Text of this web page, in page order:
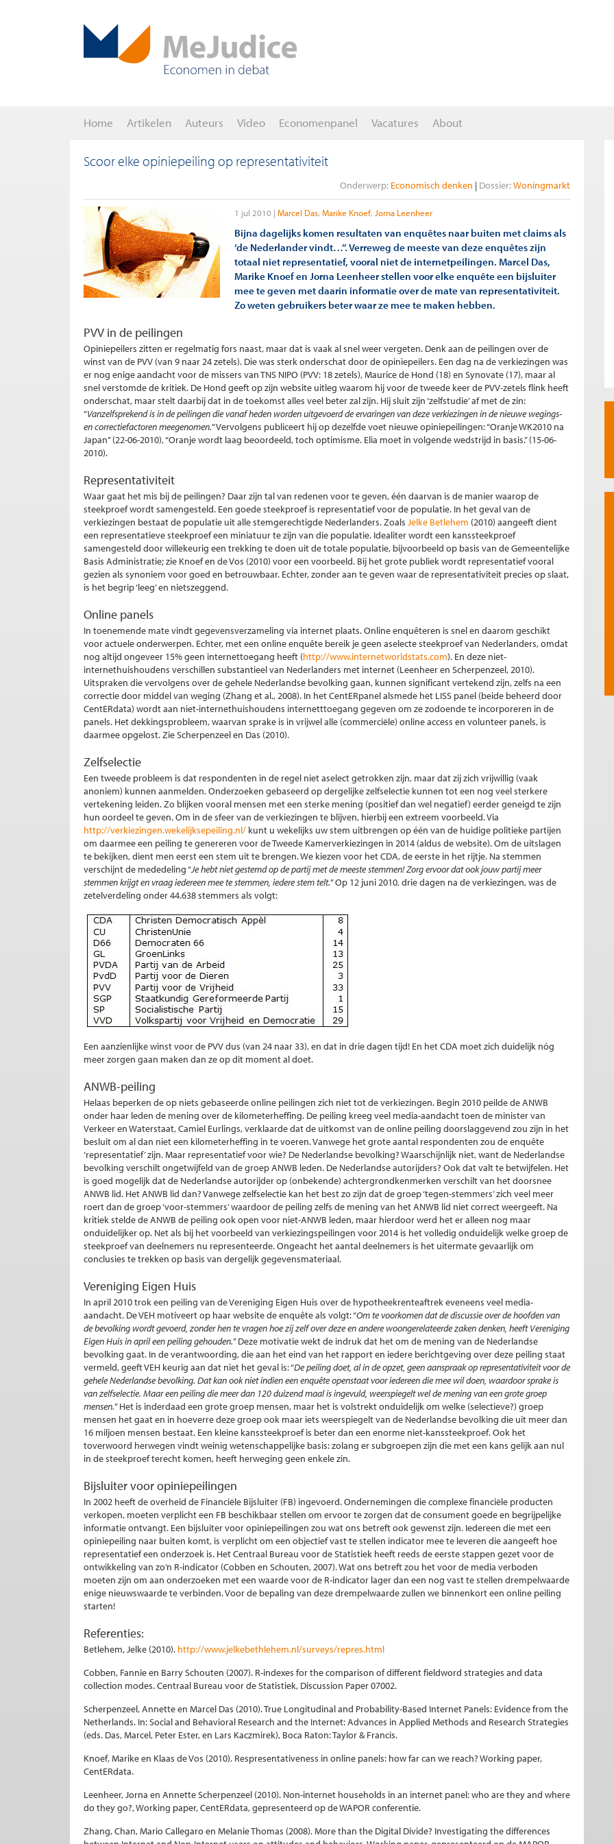
Home Artikelen Auteurs Video Economenpanel Vacatures About
Scoor elke opiniepeiling op representativiteit
Onderwerp: Economisch denken Dossier: Woningmarkt
1 jul 2010 Marcel Das Marike Knoef Jorna Leenheer
Bijna dagelijks komen resultaten van enquêtes naar buiten met claims als
‘de Nederlander vindt…’’. Verreweg de meeste van deze enquêtes zijn
totaal niet representatief, vooral niet de internetpeilingen. Marcel Das,
Marike Knoef en Jorna Leenheer stellen voor elke enquête een bijsluiter
mee te geven met daarin informatie over de mate van representativiteit.
Zo weten gebruikers beter waar ze mee te maken hebben.
PVV in de peilingen
Opiniepeilers zitten er regelmatig fors naast, maar dat is vaak al snel weer vergeten. Denk aan de peilingen over de
winst van de PVV (van 9 naar 24 zetels). Die was sterk onderschat door de opiniepeilers. Een dag na de verkiezingen was
er nog enige aandacht voor de missers van TNS NIPO (PVV: 18 zetels), Maurice de Hond (18) en Synovate (17), maar al
snel verstomde de kritiek. De Hond geeft op zijn website uitleg waarom hij voor de tweede keer de PVV-zetels flink heeft
onderschat, maar stelt daarbij dat in de toekomst alles veel beter zal zijn. Hij sluit zijn ‘zelfstudie’ af met de zin:
“Vanzelfsprekend is in de peilingen die vanaf heden worden uitgevoerd de ervaringen van deze verkiezingen in de nieuwe wegings-
en correctiefactoren meegenomen.” Vervolgens publiceert hij op dezelfde voet nieuwe opiniepeilingen: “Oranje WK2010 na
Japan” (22-06-2010), “Oranje wordt laag beoordeeld, toch optimisme. Elia moet in volgende wedstrijd in basis.” (15-06-
2010).
Representativiteit
Waar gaat het mis bij de peilingen? Daar zijn tal van redenen voor te geven, één daarvan is de manier waarop de
steekproef wordt samengesteld. Een goede steekproef is representatief voor de populatie. In het geval van de
verkiezingen bestaat de populatie uit alle stemgerechtigde Nederlanders. Zoals Jelke Betlehem (2010) aangeeft dient
een representatieve steekproef een miniatuur te zijn van die populatie. Idealiter wordt een kanssteekproef
samengesteld door willekeurig een trekking te doen uit de totale populatie, bijvoorbeeld op basis van de Gemeentelijke
Basis Administratie; zie Knoef en de Vos (2010) voor een voorbeeld. Bij het grote publiek wordt representatief vooral
gezien als synoniem voor goed en betrouwbaar. Echter, zonder aan te geven waar de representativiteit precies op slaat,
is het begrip ‘leeg’ en nietszeggend.
Online panels
In toenemende mate vindt gegevensverzameling via internet plaats. Online enquêteren is snel en daarom geschikt
voor actuele onderwerpen. Echter, met een online enquête bereik je geen aselecte steekproef van Nederlanders, omdat
nog altijd ongeveer 15% geen internettoegang heeft (http://www.internetworldstats.com). En deze niet-
internethuishoudens verschillen substantieel van Nederlanders met internet (Leenheer en Scherpenzeel, 2010).
Uitspraken die vervolgens over de gehele Nederlandse bevolking gaan, kunnen significant vertekend zijn, zelfs na een
correctie door middel van weging (Zhang et al., 2008). In het CentERpanel alsmede het LISS panel (beide beheerd door
CentERdata) wordt aan niet-internethuishoudens internetttoegang gegeven om ze zodoende te incorporeren in de
panels. Het dekkingsprobleem, waarvan sprake is in vrijwel alle (commerciële) online access en volunteer panels, is
daarmee opgelost. Zie Scherpenzeel en Das (2010).
Zelfselectie
Een tweede probleem is dat respondenten in de regel niet aselect getrokken zijn, maar dat zij zich vrijwillig (vaak
anoniem) kunnen aanmelden. Onderzoeken gebaseerd op dergelijke zelfselectie kunnen tot een nog veel sterkere
vertekening leiden. Zo blijken vooral mensen met een sterke mening (positief dan wel negatief) eerder geneigd te zijn
hun oordeel te geven. Om in de sfeer van de verkiezingen te blijven, hierbij een extreem voorbeeld. Via
http://verkiezingen.wekelijksepeiling.nl/ kunt u wekelijks uw stem uitbrengen op één van de huidige politieke partijen
om daarmee een peiling te genereren voor de Tweede Kamerverkiezingen in 2014 (aldus de website). Om de uitslagen
te bekijken, dient men eerst een stem uit te brengen. We kiezen voor het CDA, de eerste in het rijtje. Na stemmen
verschijnt de mededeling “Je hebt niet gestemd op de partij met de meeste stemmen! Zorg ervoor dat ook jouw partij meer
stemmen krijgt en vraag iedereen mee te stemmen, iedere stem telt.” Op 12 juni 2010, drie dagen na de verkiezingen, was de
zetelverdeling onder 44.638 stemmers als volgt:
Een aanzienlijke winst voor de PVV dus (van 24 naar 33), en dat in drie dagen tijd! En het CDA moet zich duidelijk nóg
meer zorgen gaan maken dan ze op dit moment al doet.
ANWB-peiling
Helaas beperken de op niets gebaseerde online peilingen zich niet tot de verkiezingen. Begin 2010 peilde de ANWB
onder haar leden de mening over de kilometerheffing. De peiling kreeg veel media-aandacht toen de minister van
Verkeer en Waterstaat, Camiel Eurlings, verklaarde dat de uitkomst van de online peiling doorslaggevend zou zijn in het
besluit om al dan niet een kilometerheffing in te voeren. Vanwege het grote aantal respondenten zou de enquête
‘representatief’ zijn. Maar representatief voor wie? De Nederlandse bevolking? Waarschijnlijk niet, want de Nederlandse
bevolking verschilt ongetwijfeld van de groep ANWB leden. De Nederlandse autorijders? Ook dat valt te betwijfelen. Het
is goed mogelijk dat de Nederlandse autorijder op (onbekende) achtergrondkenmerken verschilt van het doorsnee
ANWB lid. Het ANWB lid dan? Vanwege zelfselectie kan het best zo zijn dat de groep ‘tegen-stemmers’ zich veel meer
roert dan de groep ‘voor-stemmers’ waardoor de peiling zelfs de mening van het ANWB lid niet correct weergeeft. Na
kritiek stelde de ANWB de peiling ook open voor niet-ANWB leden, maar hierdoor werd het er alleen nog maar
onduidelijker op. Net als bij het voorbeeld van verkiezingspeilingen voor 2014 is het volledig onduidelijk welke groep de
steekproef van deelnemers nu representeerde. Ongeacht het aantal deelnemers is het uitermate gevaarlijk om
conclusies te trekken op basis van dergelijk gegevensmateriaal.
Vereniging Eigen Huis
In april 2010 trok een peiling van de Vereniging Eigen Huis over de hypotheekrenteaftrek eveneens veel media-
aandacht. De VEH motiveert op haar website de enquête als volgt: “Om te voorkomen dat de discussie over de hoofden van
de bevolking wordt gevoerd, zonder hen te vragen hoe zij zelf over deze en andere woongerelateerde zaken denken, heeft Vereniging
Eigen Huis in april een peiling gehouden.” Deze motivatie wekt de indruk dat het om de mening van de Nederlandse
bevolking gaat. In de verantwoording, die aan het eind van het rapport en iedere berichtgeving over deze peiling staat
vermeld, geeft VEH keurig aan dat niet het geval is: “De peiling doet, al in de opzet, geen aanspraak op representativiteit voor de
gehele Nederlandse bevolking. Dat kan ook niet indien een enquête openstaat voor iedereen die mee wil doen, waardoor sprake is
van zelfselectie. Maar een peiling die meer dan 120 duizend maal is ingevuld, weerspiegelt wel de mening van een grote groep
mensen.” Het is inderdaad een grote groep mensen, maar het is volstrekt onduidelijk om welke (selectieve?) groep
mensen het gaat en in hoeverre deze groep ook maar iets weerspiegelt van de Nederlandse bevolking die uit meer dan
16 miljoen mensen bestaat. Een kleine kanssteekproef is beter dan een enorme niet-kanssteekproef. Ook het
toverwoord herwegen vindt weinig wetenschappelijke basis: zolang er subgroepen zijn die met een kans gelijk aan nul
in de steekproef terecht komen, heeft herweging geen enkele zin.
Bijsluiter voor opiniepeilingen
In 2002 heeft de overheid de Financiële Bijsluiter (FB) ingevoerd. Ondernemingen die complexe financiële producten
verkopen, moeten verplicht een FB beschikbaar stellen om ervoor te zorgen dat de consument goede en begrijpelijke
informatie ontvangt. Een bijsluiter voor opiniepeilingen zou wat ons betreft ook gewenst zijn. Iedereen die met een
opiniepeiling naar buiten komt, is verplicht om een objectief vast te stellen indicator mee te leveren die aangeeft hoe
representatief een onderzoek is. Het Centraal Bureau voor de Statistiek heeft reeds de eerste stappen gezet voor de
ontwikkeling van zo’n R-indicator (Cobben en Schouten, 2007). Wat ons betreft zou het voor de media verboden
moeten zijn om aan onderzoeken met een waarde voor de R-indicator lager dan een nog vast te stellen drempelwaarde
enige nieuwswaarde te verbinden. Voor de bepaling van deze drempelwaarde zullen we binnenkort een online peiling
starten!
Referenties:
Betlehem, Jelke (2010). http://www.jelkebethlehem.nl/surveys/repres.html
Cobben, Fannie en Barry Schouten (2007). R-indexes for the comparison of different fieldword strategies and data
collection modes. Centraal Bureau voor de Statistiek, Discussion Paper 07002.
Scherpenzeel, Annette en Marcel Das (2010). True Longitudinal and Probability-Based Internet Panels: Evidence from the
Netherlands. In: Social and Behavioral Research and the Internet: Advances in Applied Methods and Research Strategies
(eds. Das, Marcel, Peter Ester, en Lars Kaczmirek), Boca Raton: Taylor & Francis.
Knoef, Marike en Klaas de Vos (2010). Respresentativeness in online panels: how far can we reach? Working paper,
CentERdata.
Leenheer, Jorna en Annette Scherpenzeel (2010). Non-internet households in an internet panel: who are they and where
do they go?, Working paper, CentERdata, gepresenteerd op de WAPOR conferentie.
Zhang, Chan, Mario Callegaro en Melanie Thomas (2008). More than the Digital Divide? Investigating the differences